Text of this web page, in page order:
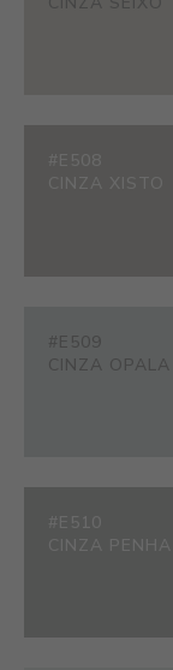
#E509
CINZA OPALA